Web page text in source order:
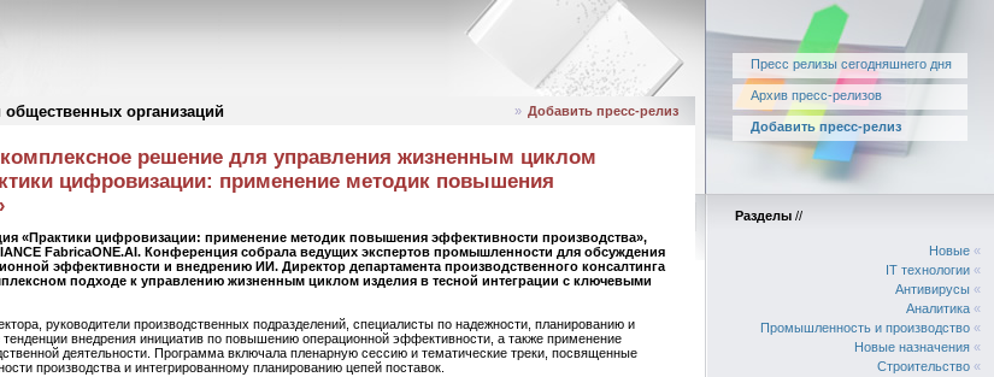
организаций
Пресс релизы сегодняшнего дня
Архив пресс-релизов
Добавить пресс-релиз
» Добавить пресс-релиз
решение для управления жизненным циклом
цифровизации: применение методик повышения
«Практики цифровизации: применение методик повышения эффективности производства»,
FabricaONE.AI. Конференция собрала ведущих экспертов промышленности для обсуждения
эффективности и внедрению ИИ. Директор департамента производственного консалтинга
подходе к управлению жизненным циклом изделия в тесной интеграции с ключевыми
руководители производственных подразделений, специалисты по надежности, планированию и
внедрения инициатив по повышению операционной эффективности, а также применение
деятельности. Программа включала пленарную сессию и тематические треки, посвященные
производства и интегрированному планированию цепей поставок.
Разделы //
Новые «
IT технологии «
Антивирусы «
Аналитика «
Промышленность и производство «
Новые назначения «
Строительство «